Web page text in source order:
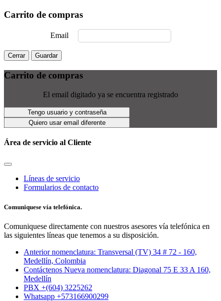
Carrito de compras
Email
Cerrar Guardar
Carrito de compras
El email digitado ya se encuentra registrado
Tengo usuario y contraseña
Quiero usar email diferente
Área de servicio al Cliente
Líneas de servicio
Formularios de contacto
Comuniquese vía telefónica.
Comuniquese directamente con nuestros asesores vía telefónica en
las siguientes líneas que tenemos a su disposición.
Anterior nomenclatura: Transversal (TV) 34 # 72 - 160,
Medellín, Colombia
Contáctenos Nueva nomenclatura: Diagonal 75 E 33 A 160,
Medellín
PBX +(604) 3225262
Whatsapp +573166900299